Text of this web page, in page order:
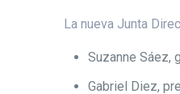
La nueva Junta
Suzanne Sáez,
Gabriel Diez,